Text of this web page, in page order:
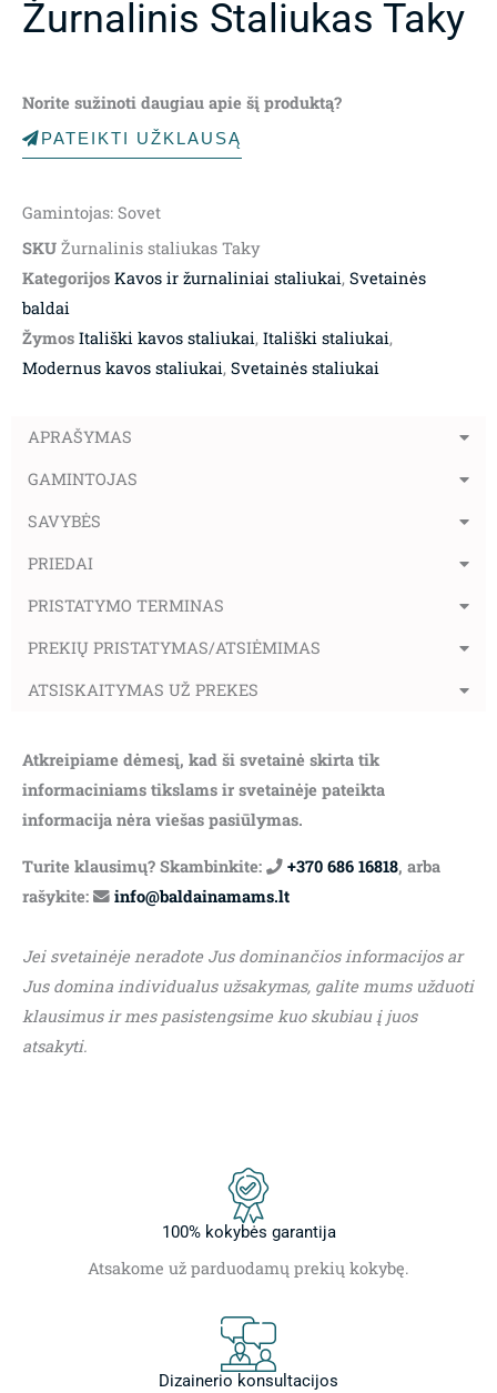
Žurnalinis Staliukas Taky
Norite sužinoti daugiau apie šį produktą?
PATEIKTI UŽKLAUSĄ
Gamintojas: Sovet
SKU Žurnalinis staliukas Taky
Kategorijos Kavos ir žurnaliniai staliukai, Svetainės
baldai
Žymos Itališki kavos staliukai, Itališki staliukai,
Modernus kavos staliukai, Svetainės staliukai
APRAŠYMAS
GAMINTOJAS
SAVYBĖS
PRIEDAI
PRISTATYMO TERMINAS
PREKIŲ PRISTATYMAS/ATSIĖMIMAS
ATSISKAITYMAS UŽ PREKES
Atkreipiame dėmesį, kad ši svetainė skirta tik
informaciniams tikslams ir svetainėje pateikta
informacija nėra viešas pasiūlymas.
Turite klausimų? Skambinkite: +370 686 16818, arba
rašykite:
info@baldainamams.lt
Jei svetainėje neradote Jus dominančios informacijos ar
Jus domina individualus užsakymas, galite mums užduoti
klausimus ir mes pasistengsime kuo skubiau į juos
atsakyti.
100% kokybės garantija
Atsakome už parduodamų prekių kokybę.
Dizainerio konsultacijos